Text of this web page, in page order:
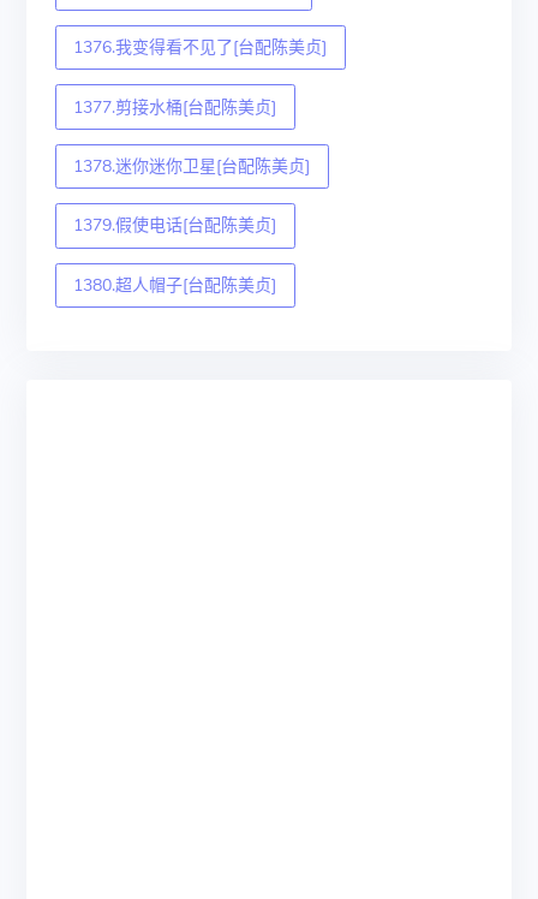
1376.我变得看不见了[台配陈美贞]
1377.剪接水桶[台配陈美贞]
1378.迷你迷你卫星[台配陈美贞]
1379.假使电话[台配陈美贞]
1380.超人帽子[台配陈美贞]